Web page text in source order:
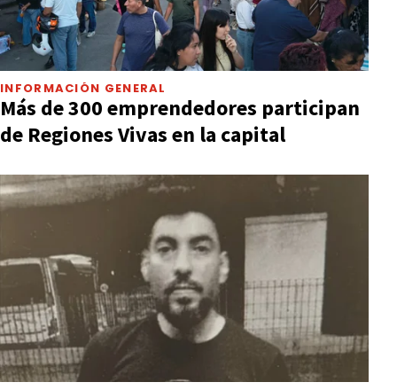
INFORMACIÓN GENERAL
Más de 300 emprendedores participan
de Regiones Vivas en la capital